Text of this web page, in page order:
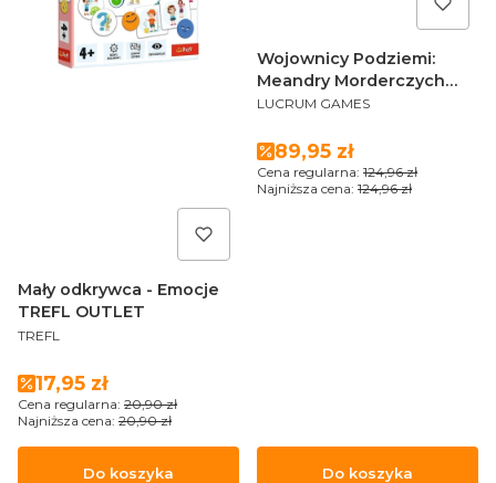
Mały odkrywca - Emocje
TREFL OUTLET
PRODUCENT
TREFL
Cena promocyjna
17,95 zł
Cena regularna: 20,90 zł
Najniższa cena: 20,90 zł
Do koszyka
Wojownicy Podziemi:
Meandry Morderczych
Monsunów OUTLET
PRODUCENT
LUCRUM GAMES
Cena promocyjna
89,95 zł
Cena regularna: 124,96 zł
Najniższa cena: 124,96 zł
Do koszyka